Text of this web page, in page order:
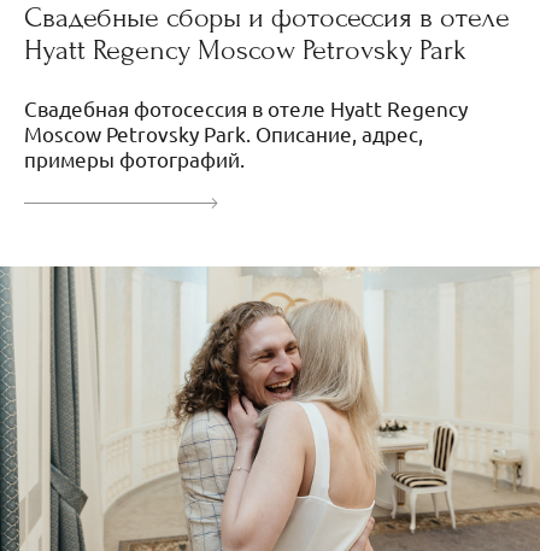
Свадебные сборы и фотосессия в отеле
Hyatt Regency Moscow Petrovsky Park
Свадебная фотосессия в отеле Hyatt Regency
Moscow Petrovsky Park. Описание, адрес,
примеры фотографий.